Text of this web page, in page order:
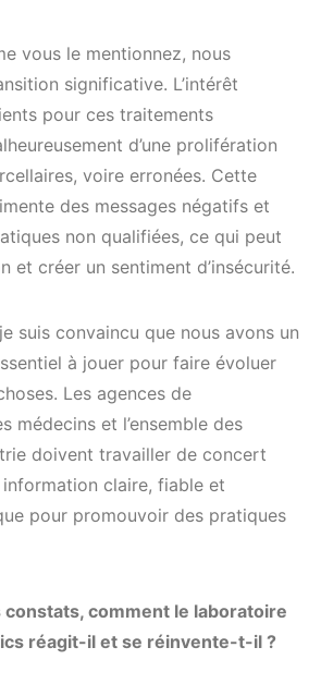
vous le mentionnez, nous
significative. L’intérêt
pour ces traitements
d’une prolifération
voire erronées. Cette
des messages négatifs et
non qualifiées, ce qui peut
et créer un sentiment d’insécurité.
suis convaincu que nous avons un
à jouer pour faire évoluer
Les agences de
médecins et l’ensemble des
doivent travailler de concert
claire, fiable et
pour promouvoir des pratiques
constats, comment le laboratoire
réagit-il et se réinvente-t-il ?